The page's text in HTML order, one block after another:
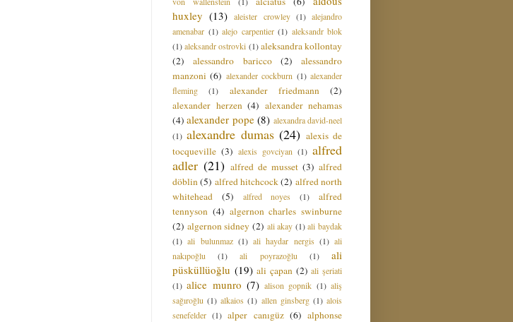
huxley (13) aleister crowley (1) alejandro
amenabar (1) alejo carpentier (1) aleksandr blok
(1) aleksandr ostrovki (1) aleksandra kollontay
(2)
alessandro baricco (2)
alessandro
manzoni (6) alexander cockburn (1) alexander
fleming
(1) alexander friedmann
(2)
alexander herzen (4) alexander nehamas
(4) alexander pope (8) alexandra david-neel
(1) alexandre dumas (24) alexis de
tocqueville (3) alexis govciyan (1) alfred
adler (21) alfred de musset (3) alfred
döblin (5) alfred hitchcock(2) alfred north
whitehead
(5) alfred noyes (1)
alfred
tennyson (4) algernon charles swinburne
(2) algernon sidney (2) ali akay (1) ali baydak
(1) ali bulunmaz (1) ali haydar nergis (1) ali
nakıpoğlu
(1) ali poyrazoğlu (1)
ali
püsküllüoğlu (19) ali çapan (2) ali şeriati
(1) alice munro (7) alison gopnik (1) aliş
sağıroğlu (1) alkaios (1) allen ginsberg (1) alois
senefelder (1) alper canıgüz (6) alphonse